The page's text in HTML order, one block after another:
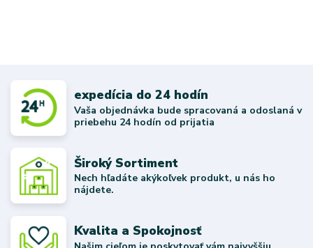
expedícia do 24 hodín
Vaša objednávka bude spracovaná a odoslaná v
priebehu 24 hodín od prijatia
Široký Sortiment
Nech hľadáte akýkoľvek produkt, u nás ho
nájdete.
Kvalita a Spokojnosť